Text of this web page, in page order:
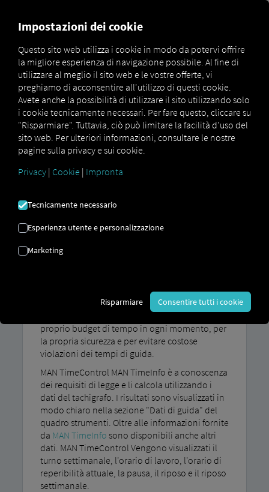
Marketplace
MAN
DigitalServices
MAN
Now
MAN
TimeControl
Registrati e prenota ora
TIMECONTROL
Monitoraggio del tempo di guida
settimanali, turni di guida e altro ancora: gli
autisti non devono solo tenere a mente la
destinazione, ma devono anche conoscere il
proprio budget di tempo in ogni momento, per
la propria sicurezza e per evitare costose
violazioni dei tempi di guida.
MAN TimeControl MAN TimeInfo è a conoscenza
dei requisiti di legge e li calcola utilizzando i
dati del tachigrafo. I risultati sono visualizzati in
modo chiaro nella sezione "Dati di guida" del
quadro strumenti. Oltre alle informazioni fornite
da MAN TimeInfo sono disponibili anche altri
dati. MAN TimeControl Vengono visualizzati il ​​
turno settimanale, l'orario di lavoro, l'orario di
reperibilità attuale, la pausa, il riposo e il riposo
settimanale.
Impostazioni dei cookie
Questo sito web utilizza i cookie in modo da potervi offrire
la migliore esperienza di navigazione possibile. Al fine di
utilizzare al meglio il sito web e le vostre offerte, vi
preghiamo di acconsentire all'utilizzo di questi cookie.
Avete anche la possibilità di utilizzare il sito utilizzando solo
i cookie tecnicamente necessari. Per fare questo, cliccare su
"Risparmiare". Tuttavia, ciò può limitare la facilità d'uso del
sito web. Per ulteriori informazioni, consultare le nostre
pagine sulla privacy e sui cookie.
Privacy | Cookie | Impronta
Tecnicamente necessario
Esperienza utente e personalizzazione
Marketing
Risparmiare Consentire tutti i cookie